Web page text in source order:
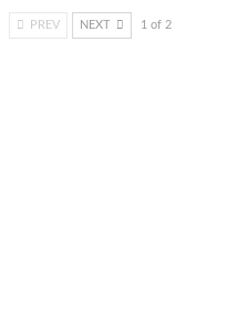
PREV NEXT 1 of 2